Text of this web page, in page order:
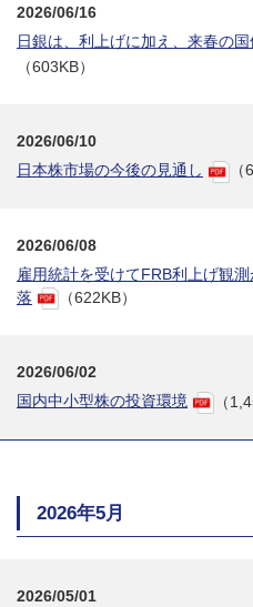
2026/06/16
日銀は、利上げに加え、来春の
（603KB）
2026/06/10
日本株市場の今後の見通し
2026/06/08
雇用統計を受けてFRB利上げ観
落
（622KB）
2026/06/02
国内中小型株の投資環境
（
2026年5月
2026/05/01